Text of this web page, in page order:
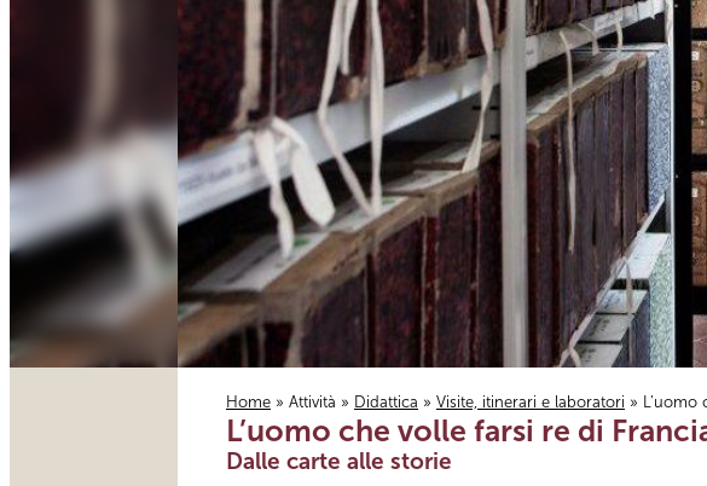
Tu sei qui
Home » Attività » Didattica » Visite, itinerari e laboratori » L’uomo
L’uomo che volle farsi re di
Dalle carte alle storie